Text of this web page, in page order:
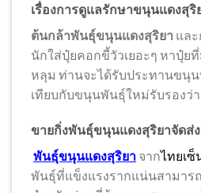
เรื่องการดูแลรักษาขนุนแดงสุริ
ต้นกล้าพันธุ์ขนุนแดงสุริยา แล
นักใส่ปุ๋ยคอกขี้วัวเยอะๆ หาปุ๋ย
หลุม ท่านจะได้รับประทานขนุ
เทียบกับขนุนพันธุ์ใหม่รับรองว่
ขายกิ่งพันธุ์ขนุนแดงสุริยาจัดส่
พันธุ์ขนุนแดงสุริยา จากไทยเซ็
พันธุ์ที่แข็งแรงรากแน่นสามาร